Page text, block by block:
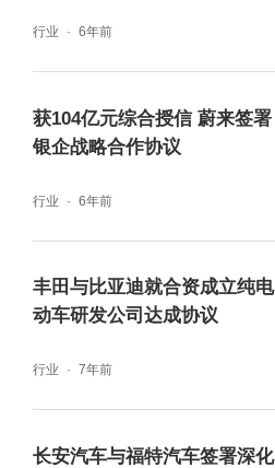
行业 6年前
获104亿元综合授信 蔚来签署
银企战略合作协议
行业 6年前
丰田与比亚迪就合资成立纯电
动车研发公司达成协议
行业 7年前
长安汽车与福特汽车签署深化